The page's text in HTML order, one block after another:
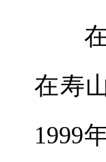
在
在寿
1999